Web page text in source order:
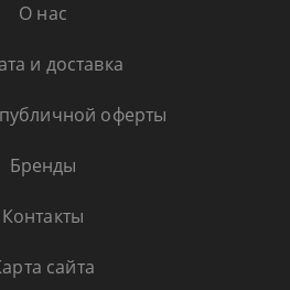
О нас
и доставка
оферты
Бренды
Контакты
сайта